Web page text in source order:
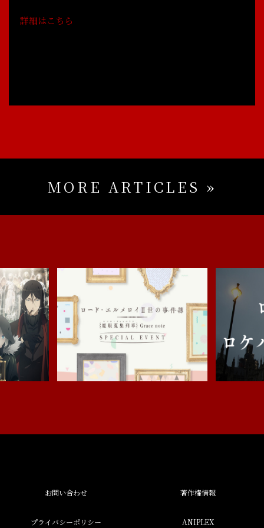
詳細はこちら
MORE ARTICLES »
お問い合わせ 著作権情報
プライバシーポリシー ANIPLEX